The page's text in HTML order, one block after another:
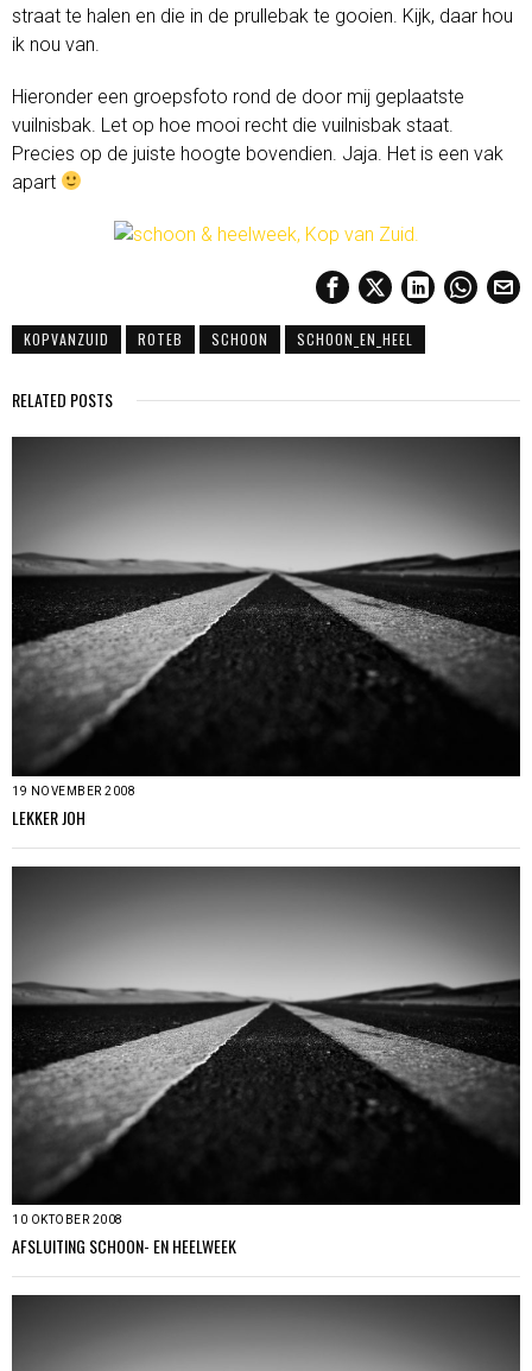
straat te halen en die in de prullebak te gooien. Kijk, daar hou
ik nou van.
Hieronder een groepsfoto rond de door mij geplaatste
vuilnisbak. Let op hoe mooi recht die vuilnisbak staat.
Precies op de juiste hoogte bovendien. Jaja. Het is een vak
apart
KOPVANZUID ROTEB SCHOON SCHOON_EN_HEEL
RELATED POSTS
19 NOVEMBER 2008
LEKKER JOH
10 OKTOBER 2008
AFSLUITING SCHOON- EN HEELWEEK